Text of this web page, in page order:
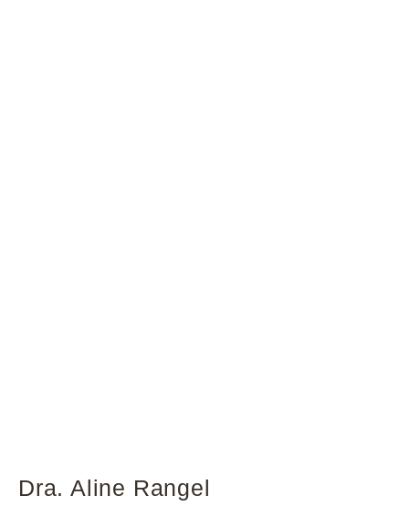
Dra. Aline Rangel